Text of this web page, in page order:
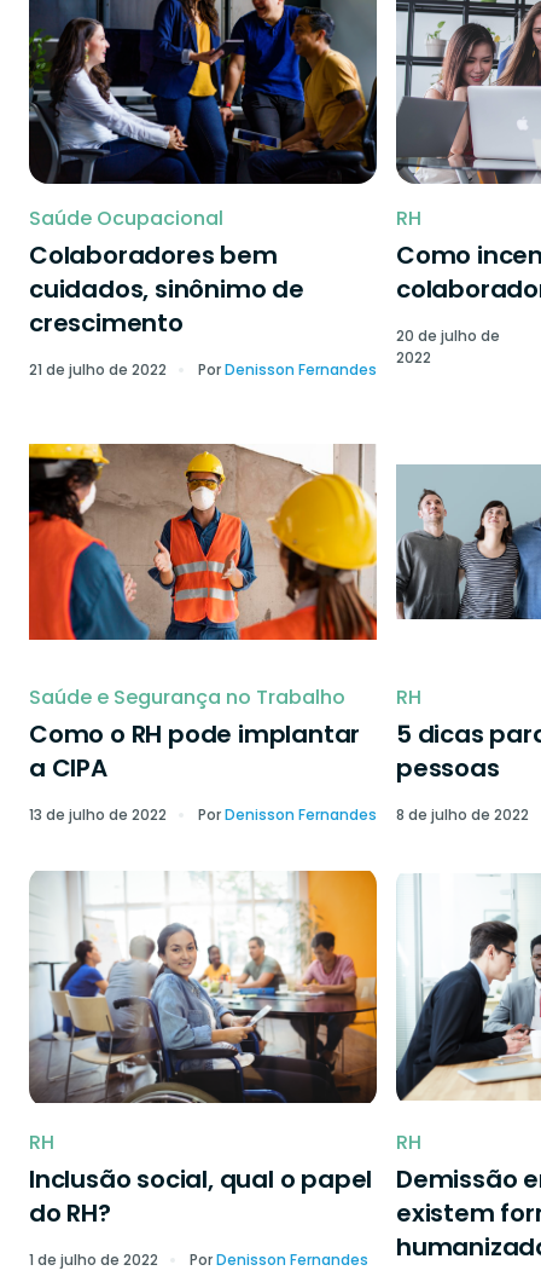
Saúde Ocupacional
Colaboradores bem
cuidados, sinônimo de
crescimento
21 de julho de 2022 PorDenisson Fernandes
RH
Como
20 de julho de
2022
Saúde e Segurança no Trabalho
Como o RH pode implantar
a CIPA
13 de julho de 2022 PorDenisson Fernandes
RH
5 dicas
pessoas
8 de julho de 2022
RH
Inclusão social, qual o papel
do RH?
1 de julho de 2022 PorDenisson Fernandes
RH
Demissão
existem